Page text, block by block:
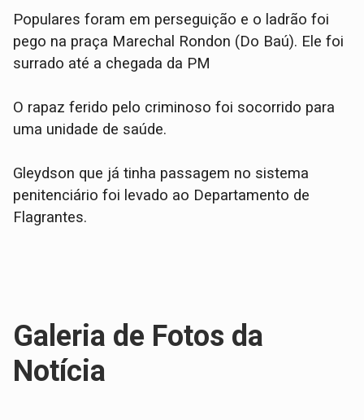
Populares foram em perseguição e o ladrão foi
pego na praça Marechal Rondon (Do Baú). Ele foi
surrado até a chegada da PM
O rapaz ferido pelo criminoso foi socorrido para
uma unidade de saúde.
Gleydson que já tinha passagem no sistema
penitenciário foi levado ao Departamento de
Flagrantes.
Galeria de Fotos da
Notícia